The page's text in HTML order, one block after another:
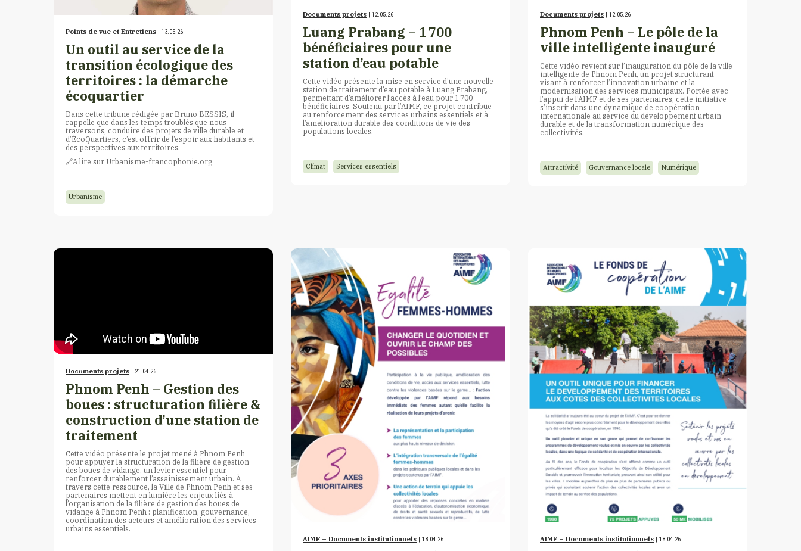
Points de vue et Entretiens | 13.05.26
Un outil au service de la
transition écologique des
territoires : la démarche
écoquartier
Dans cette tribune rédigée par Bruno BESSIS, il
rappelle que dans les temps troublés que nous
traversons, conduire des projets de ville durable et
d’ÉcoQuartiers, c’est offrir de l’espoir aux habitants et
des perspectives aux territoires.
🔗A lire sur Urbanisme-francophonie.org
Urbanisme
Documents projets | 12.05.26
Luang Prabang – 1 700
bénéficiaires pour une
station d’eau potable
Cette vidéo présente la mise en service d’une nouvelle
station de traitement d’eau potable à Luang Prabang,
permettant d’améliorer l’accès à l’eau pour 1 700
bénéficiaires. Soutenu par l’AIMF, ce projet contribue
au renforcement des services urbains essentiels et à
l’amélioration durable des conditions de vie des
populations locales.
Climat Services essentiels
Documents projets | 12.05.26
Phnom Penh – Le pôle de la
ville intelligente inauguré
Cette vidéo revient sur l’inauguration du pôle de la ville
intelligente de Phnom Penh, un projet structurant
visant à renforcer l’innovation urbaine et la
modernisation des services municipaux. Portée avec
l’appui de l’AIMF et de ses partenaires, cette initiative
s’inscrit dans une dynamique de coopération
internationale au service du développement urbain
durable et de la transformation numérique des
collectivités.
Attractivité Gouvernance locale Numérique
Documents projets | 21.04.26
Phnom Penh – Gestion des
boues : structuration filière &
construction d’une station de
traitement
Cette vidéo présente le projet mené à Phnom Penh
pour appuyer la structuration de la filière de gestion
des boues de vidange, un levier essentiel pour
renforcer durablement l’assainissement urbain. À
travers cette ressource, la Ville de Phnom Penh et ses
partenaires mettent en lumière les enjeux liés à
l’organisation de la filière de gestion des boues de
vidange à Phnom Penh : planification, gouvernance,
coordination des acteurs et amélioration des services
urbains essentiels.
AIMF – Documents institutionnels | 18.04.26 AIMF – Documents institutionnels | 18.04.26